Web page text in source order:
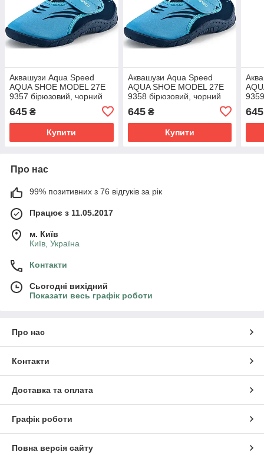
Аквашузи Aqua Speed
AQUA SHOE MODEL 27E
9357 бірюзовий, чорний
645 ₴
Купити
Аквашузи Aqua Speed
AQUA SHOE MODEL 27E
9358 бірюзовий, чорний
645₴
Купити
645
Про нас
99% позитивних з 76 відгуків за рік
Працює з 11.05.2017
м. Київ
Київ, Україна
Контакти
Сьогодні вихідний
Показати весь графік роботи
Про нас
Контакти
Доставка та оплата
Графік роботи
Повна версія сайту